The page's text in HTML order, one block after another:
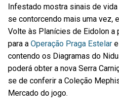
Infestado mostra sinais de
se contorcendo mais uma vez,
Volte às Planícies de Eidolon
para a Operação Praga Estelar
contendo os Diagramas do
poderá obter a nova Serra
se de conferir a Coleção
Mercado do jogo.